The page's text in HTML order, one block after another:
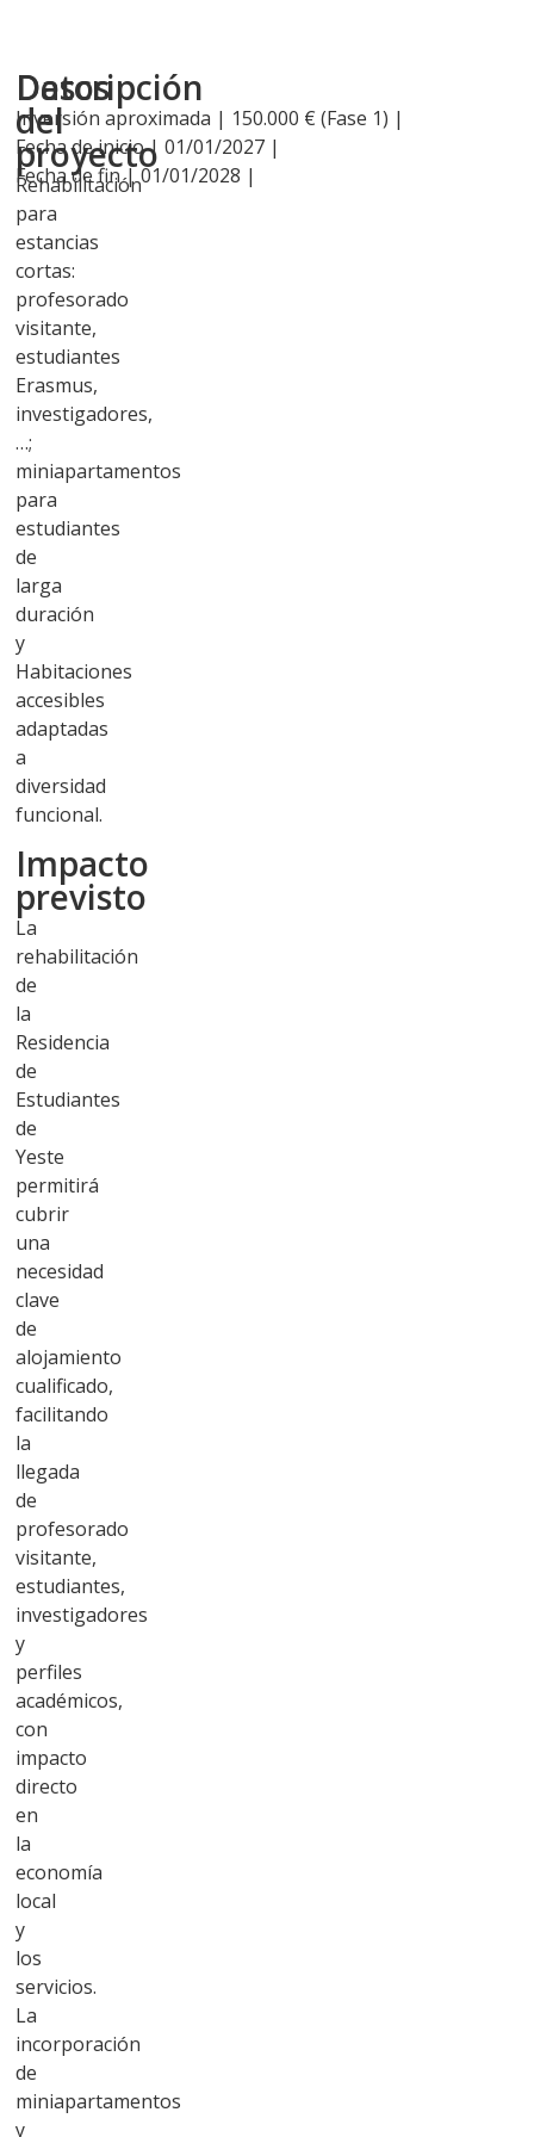
Descripción
del
proyecto
Rehabilitación
para
estancias
cortas:
profesorado
visitante,
estudiantes
Erasmus,
investigadores,
…;
miniapartamentos
para
estudiantes
de
larga
duración
y
Habitaciones
accesibles
adaptadas
a
diversidad
funcional.
Impacto
previsto
La
rehabilitación
de
la
Residencia
de
Estudiantes
de
Yeste
permitirá
cubrir
una
necesidad
clave
de
alojamiento
cualificado,
facilitando
la
llegada
de
profesorado
visitante,
estudiantes,
investigadores
y
perfiles
académicos,
con
impacto
directo
en
la
economía
local
y
los
servicios.
La
incorporación
de
miniapartamentos
y
Datos
Inversión aproximada | 150.000 € (Fase 1) |
Fecha de inicio | 01/01/2027 |
Fecha de fin | 01/01/2028 |